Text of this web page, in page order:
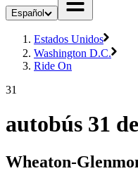
Español
Estados Unidos
Washington D.C.
Ride On
31
autobús 31
Wheaton-